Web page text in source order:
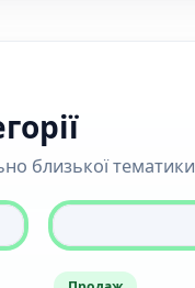
близької тематики